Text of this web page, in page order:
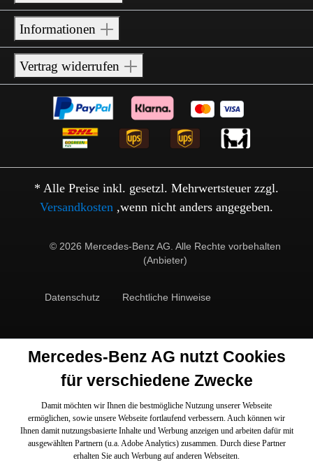
Informationen
Vertrag widerrufen
* Alle Preise inkl. gesetzl. Mehrwertsteuer zzgl.
Versandkosten ,wenn nicht anders angegeben.
© 2026 Mercedes-Benz AG. Alle Rechte vorbehalten
(Anbieter)
Datenschutz Rechtliche Hinweise
Mercedes-Benz AG nutzt Cookies
für verschiedene Zwecke
Damit möchten wir Ihnen die bestmögliche Nutzung unserer Webseite
ermöglichen, sowie unsere Webseite fortlaufend verbessern. Auch können wir
Ihnen damit nutzungsbasierte Inhalte und Werbung anzeigen und arbeiten dafür mit
ausgewählten Partnern (u.a. Adobe Analytics) zusammen. Durch diese Partner
erhalten Sie auch Werbung auf anderen Webseiten.